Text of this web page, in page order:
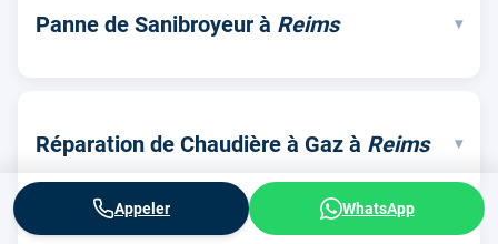
Panne de Sanibroyeur à Reims ▾
Réparation de Chaudière à Gaz à Reims ▾
Appeler WhatsApp